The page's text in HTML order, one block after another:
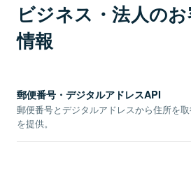
ビジネス・法人の
情報
郵便番号・デジタルアドレスAPI
郵便番号とデジタルアドレスから住所を
を提供。